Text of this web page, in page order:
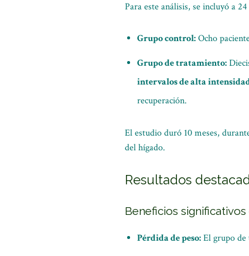
Para este análisis, se incluyó a
Grupo control:Ocho
Grupo de tratamiento:
intervalos de alta
recuperación.
El estudio duró 10 meses,
del hígado.
Resultados
Beneficios
Pérdida de peso:El grupo